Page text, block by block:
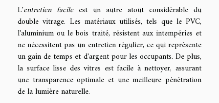
L'entretien facileest un autre atout considérable du
double vitrage. Les matériaux utilisés, tels que le PVC,
l'aluminium ou le bois traité, résistent aux intempéries et
ne nécessitent pas un entretien régulier, ce qui représente
un gain de temps et d'argent pour les occupants. De plus,
la surface lisse des vitres est facile à nettoyer, assurant
une transparence optimale et une meilleure pénétration
de la lumière naturelle.